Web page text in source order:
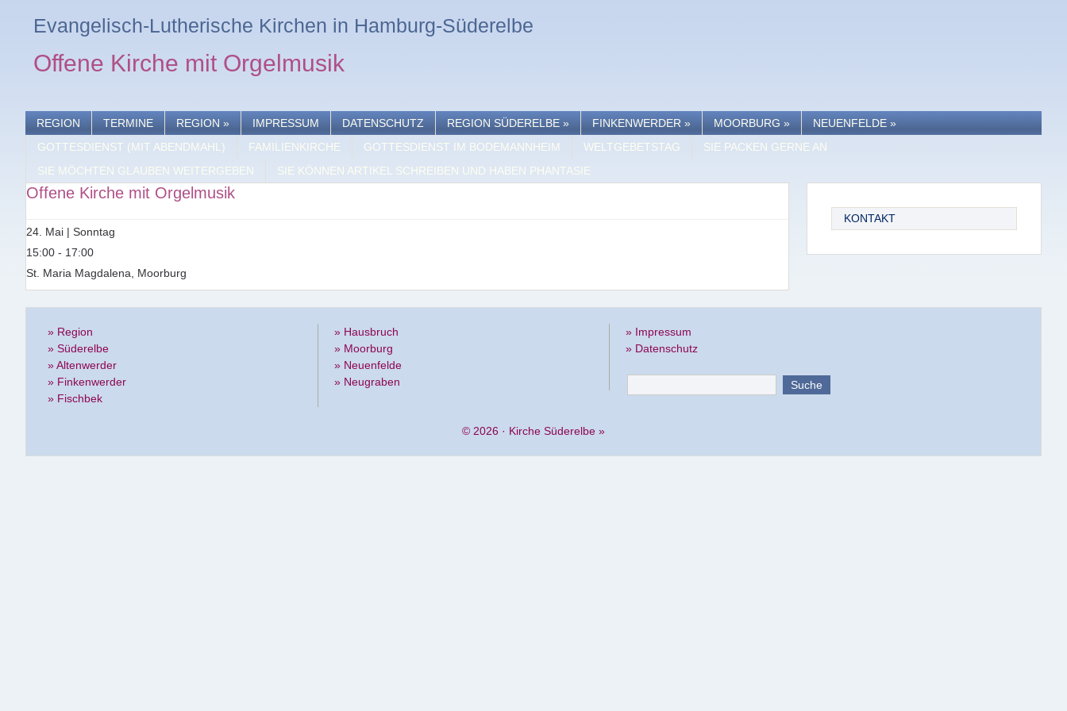
Evangelisch-Lutherische Kirchen in Hamburg-Süderelbe
Offene Kirche mit Orgelmusik
REGION TERMINE REGION » IMPRESSUM DATENSCHUTZ REGION SÜDERELBE » FINKENWERDER » MOORBURG » NEUENFELDE »
GOTTESDIENST (MIT ABENDMAHL)
FAMILIENKIRCHE GOTTESDIENST IM BODEMANNHEIM WELTGEBETSTAG
SIE PACKEN GERNE AN
SIE MÖCHTEN GLAUBEN WEITERGEBEN
SIE KÖNNEN ARTIKEL SCHREIBEN UND HABEN PHANTASIE
Offene Kirche mit Orgelmusik
24. Mai | Sonntag
15:00 - 17:00
St. Maria Magdalena, Moorburg
KONTAKT
» Region
» Süderelbe
» Altenwerder
» Finkenwerder
» Fischbek
» Hausbruch
» Moorburg
» Neuenfelde
» Neugraben
» Impressum
» Datenschutz
© 2026 · Kirche Süderelbe »